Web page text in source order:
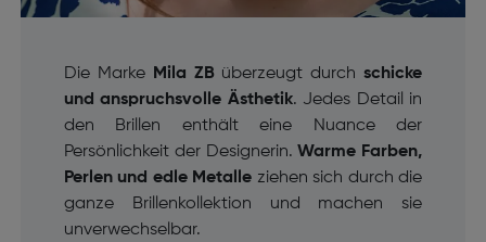
Die Marke Mila ZBüberzeugt durchschicke
und anspruchsvolle Ästhetik. Jedes Detail in
den Brillen enthält eine Nuance der
Persönlichkeit der Designerin.Warme Farben,
Perlen und edle Metalle ziehen sich durch die
ganze Brillenkollektion und machen sie
unverwechselbar.